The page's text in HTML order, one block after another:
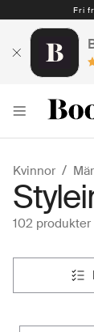
Fri
Kvinnor
102 produkter